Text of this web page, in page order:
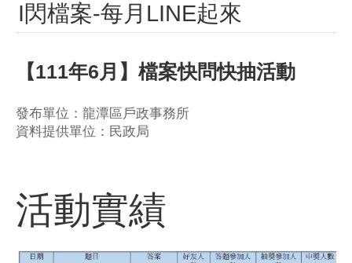
I閃檔案-每月LINE起來
【111年6月】檔案快問快抽活動
發布單位：龍潭區戶政事務所
資料提供單位：民政局
活動實績